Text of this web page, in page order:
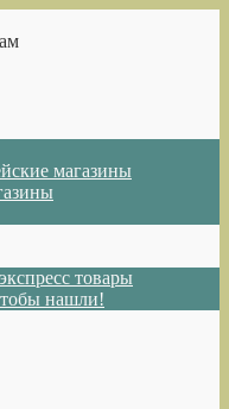
магазины
товары
нашли!